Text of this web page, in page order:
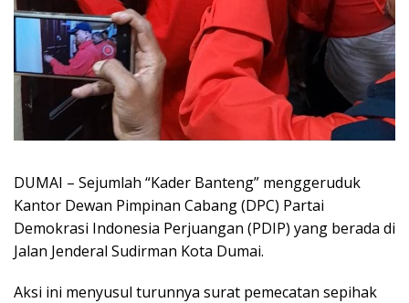
DUMAI – Sejumlah “Kader Banteng” menggeruduk
Kantor Dewan Pimpinan Cabang (DPC) Partai
Demokrasi Indonesia Perjuangan (PDIP) yang berada di
Jalan Jenderal Sudirman Kota Dumai.
Aksi ini menyusul turunnya surat pemecatan sepihak